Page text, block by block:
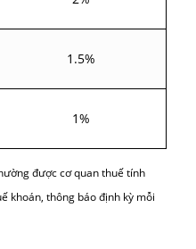
tỷ lệ % trên doanh thu, tương
Tỷ lệ thuế TNCN
0.5%